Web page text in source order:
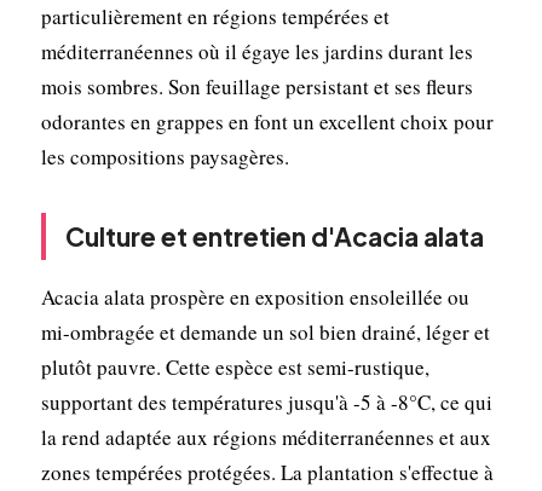
particulièrement en régions tempérées et
méditerranéennes où il égaye les jardins durant les
mois sombres. Son feuillage persistant et ses fleurs
odorantes en grappes en font un excellent choix pour
les compositions paysagères.
Culture et entretien d'Acacia alata
Acacia alata prospère en exposition ensoleillée ou
mi-ombragée et demande un sol bien drainé, léger et
plutôt pauvre. Cette espèce est semi-rustique,
supportant des températures jusqu'à -5 à -8°C, ce qui
la rend adaptée aux régions méditerranéennes et aux
zones tempérées protégées. La plantation s'effectue à